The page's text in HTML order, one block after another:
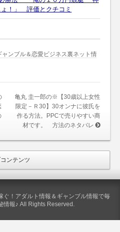
ょ！」 評価とクチコミ
ャンブル＆恋愛ビジネス裏ネット情
亀丸 圭一郎の※【30歳以上女性
限定－Ｒ30】30オンナに彼氏を
作る方法。PPCで売りやすい商
材です。 方法のネタバレ
ンテンツ
！アダルト情報＆ギャンブル情報で毎
情報♪ All Rights Reserved.